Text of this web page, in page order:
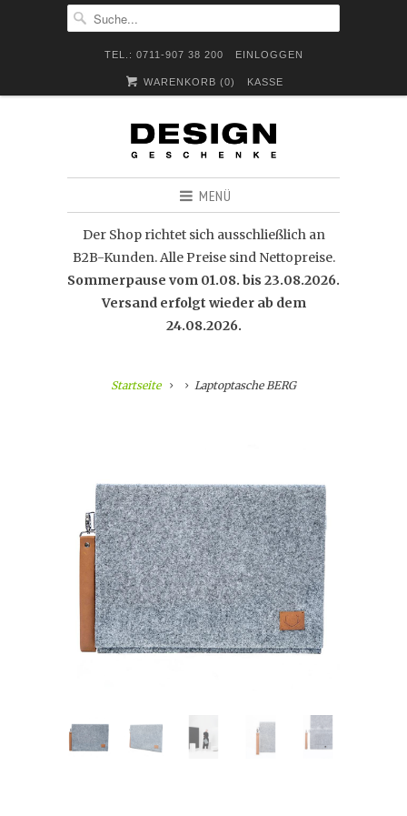
TEL.: 0711-907 38 200 EINLOGGEN
WARENKORB (0) KASSE
MENÜ
Der Shop richtet sich ausschließlich an
B2B-Kunden. Alle Preise sind Nettopreise.
Sommerpause vom 01.08. bis 23.08.2026.
Versand erfolgt wieder ab dem
24.08.2026.
Startseite Laptoptasche BERG